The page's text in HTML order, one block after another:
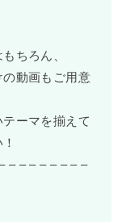
ちろん、
の動画もご用意
ーマを揃えて
– – – – – – – –